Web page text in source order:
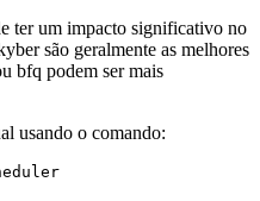
ter um impacto significativo no
são geralmente as melhores
bfq podem ser mais
usando o comando: